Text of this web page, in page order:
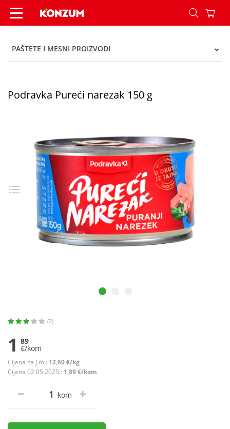
Podravka Pureći narezak 150 g - Konzum
PAŠTETE I MESNI PROIZVODI
Podravka Pureći narezak 150 g
(2)
1 89
€/kom
Cijena za j.m.: 12,60 €/kg
Cijena 02.05.2025.: 1,89 €/kom
kom